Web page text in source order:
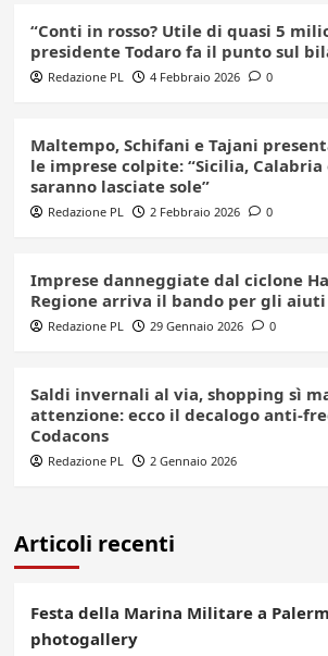
“Conti in rosso? Utile di quasi 5
presidente Todaro fa il punto sul
Redazione PL 4 Febbraio 2026 0
Maltempo, Schifani e Tajani
le imprese colpite: “Sicilia, Calabria
saranno lasciate sole”
Redazione PL 2 Febbraio 2026 0
Imprese danneggiate dal ciclone
Regione arriva il bando per gli aiuti
Redazione PL 29 Gennaio 2026 0
Saldi invernali al via, shopping sì
attenzione: ecco il decalogo anti-
Codacons
Redazione PL 2 Gennaio 2026
Articoli recenti
Festa della Marina Militare a
photogallery